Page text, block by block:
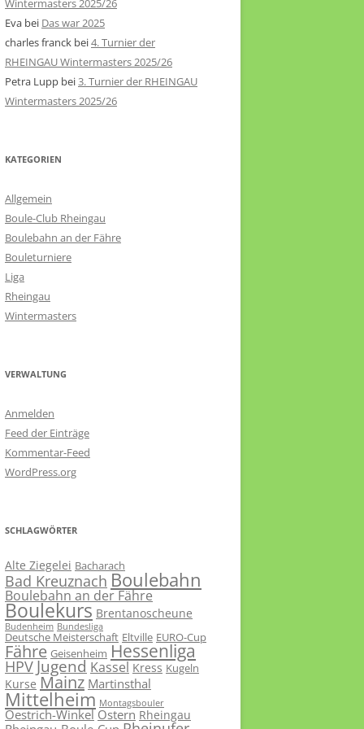
Wintermasters 2025/26
Eva bei Das war 2025
charles franck bei4. Turnier der
RHEINGAU Wintermasters 2025/26
Petra Lupp bei3. Turnier der RHEINGAU
Wintermasters 2025/26
KATEGORIEN
Allgemein
Boule-Club Rheingau
Boulebahn an der Fähre
Bouleturniere
Liga
Rheingau
Wintermasters
VERWALTUNG
Anmelden
Feed der Einträge
Kommentar-Feed
WordPress.org
SCHLAGWÖRTER
Alte Ziegelei Bacharach
Bad Kreuznach Boulebahn
Boulebahn an der Fähre
Boulekurs Brentanoscheune
Budenheim Bundesliga
Deutsche Meisterschaft Eltville EURO-Cup
Fähre Geisenheim Hessenliga
HPVJugend Kassel Kress Kugeln
Kurse Mainz Martinsthal
Mittelheim Montagsbouler
Oestrich-Winkel Ostern Rheingau